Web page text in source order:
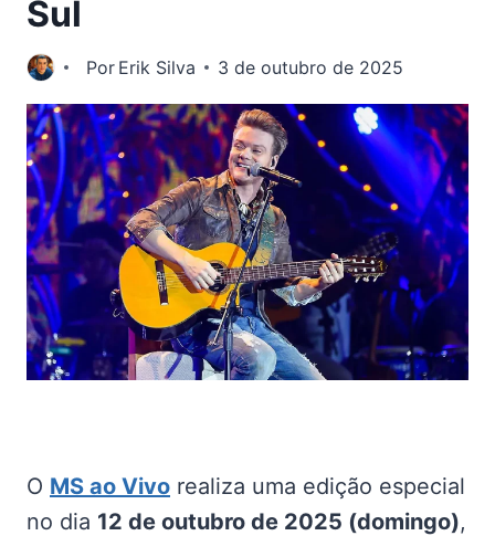
Sul
Por Erik Silva 3 de outubro de 2025
O MS ao Vivo realiza uma edição especial
no dia 12 de outubro de 2025 (domingo),